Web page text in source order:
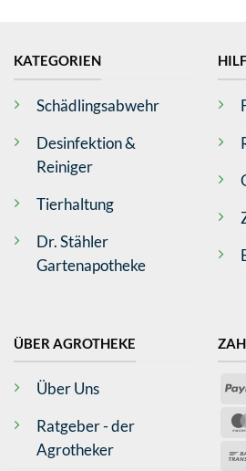
KATEGORIEN
Schädlingsabwehr
Desinfektion &
Reiniger
Tierhaltung
Dr. Stähler
Gartenapotheke
ÜBER AGROTHEKE
Über Uns
Ratgeber - der
Agrotheker